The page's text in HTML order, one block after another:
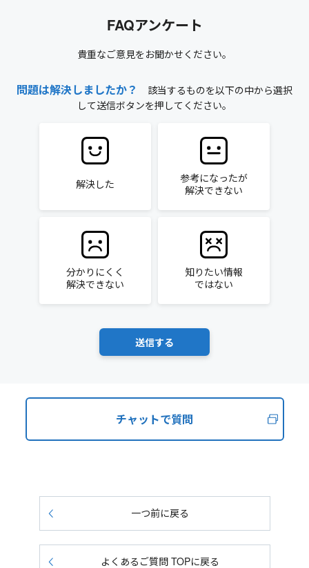
FAQアンケート
貴重なご意見をお聞かせください。
問題は解決しましたか？
該当するものを以下の中から選択
して送信ボタンを押してください。
解決した
参考になったが
解決できない
分かりにくく
解決できない
知りたい情報
ではない
チャットで質問
一つ前に戻る
よくあるご質問 TOPに戻る